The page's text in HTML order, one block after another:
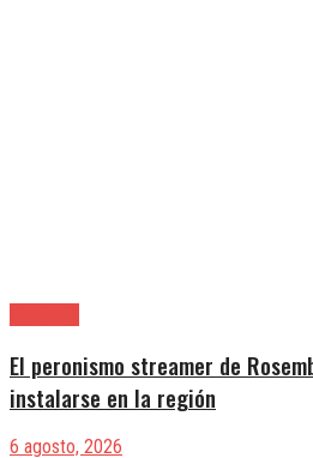
El peronismo streamer de
instalarse en la región
6 agosto, 2026